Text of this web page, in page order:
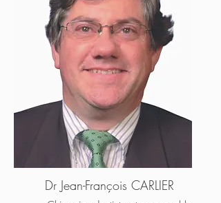
Dr Jean-François CARLIER